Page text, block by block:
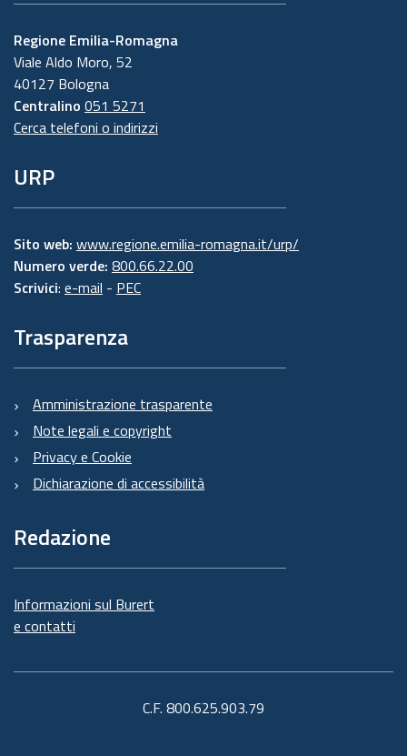
Regione Emilia-Romagna
Viale Aldo Moro, 52
40127 Bologna
Centralino 051 5271
Cerca telefoni o indirizzi
URP
Sito web: www.regione.emilia-romagna.it/urp/
Numero verde: 800.66.22.00
Scrivici: e-mail - PEC
Trasparenza
Amministrazione trasparente
Note legali e copyright
Privacy e Cookie
Dichiarazione di accessibilità
Redazione
Informazioni sul Burert
e contatti
C.F. 800.625.903.79